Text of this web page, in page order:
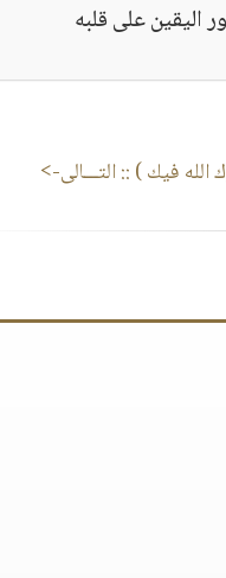
اليقين على قلبه
الله فيك ) :: التـــالى->